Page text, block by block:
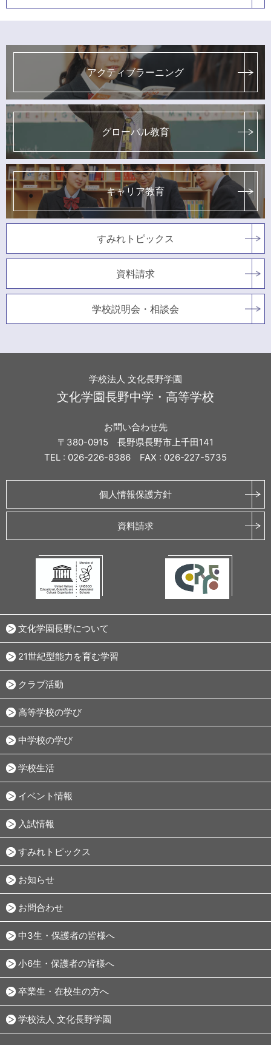
アクティブラーニング
グローバル教育
キャリア教育
すみれトピックス
資料請求
学校説明会・相談会
学校法人 文化長野学園
文化学園長野中学・高等学校
お問い合わせ先
〒380-0915 長野県長野市上千田141
TEL : 026-226-8386 FAX : 026-227-5735
個人情報保護方針
資料請求
文化学園長野について
21世紀型能力を育む学習
クラブ活動
高等学校の学び
中学校の学び
学校生活
イベント情報
入試情報
すみれトピックス
お知らせ
お問合わせ
中3生・保護者の皆様へ
小6生・保護者の皆様へ
卒業生・在校生の方へ
学校法人 文化長野学園